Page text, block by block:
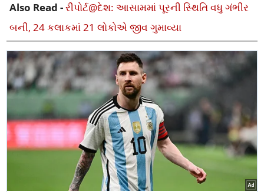
Also Read -રીપોર્ટ@દેશ: આસામમાં પૂરની સ્થિતિ વધુ ગંભીર
બની, 24 કલાકમાં 21 લોકોએ જીવ ગુમાવ્યા